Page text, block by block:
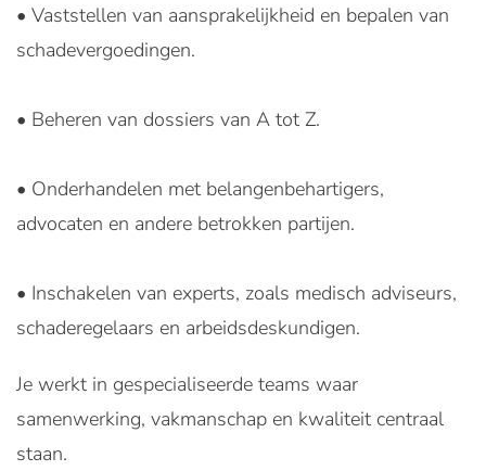
• Vaststellen van aansprakelijkheid en bepalen van
schadevergoedingen.
• Beheren van dossiers van A tot Z.
• Onderhandelen met belangenbehartigers,
advocaten en andere betrokken partijen.
• Inschakelen van experts, zoals medisch adviseurs,
schaderegelaars en arbeidsdeskundigen.
Je werkt in gespecialiseerde teams waar
samenwerking, vakmanschap en kwaliteit centraal
staan.